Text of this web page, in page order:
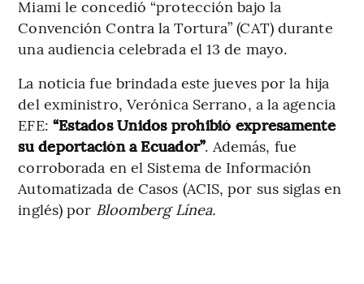
Miami le concedió “protección bajo la
Convención Contra la Tortura” (CAT) durante
una audiencia celebrada el 13 de mayo.
La noticia fue brindada este jueves por la hija
del exministro, Verónica Serrano, a la agencia
EFE: “Estados Unidos prohibió expresamente
su deportación a Ecuador”. Además, fue
corroborada en el Sistema de Información
Automatizada de Casos (ACIS, por sus siglas en
inglés) por Bloomberg Línea.